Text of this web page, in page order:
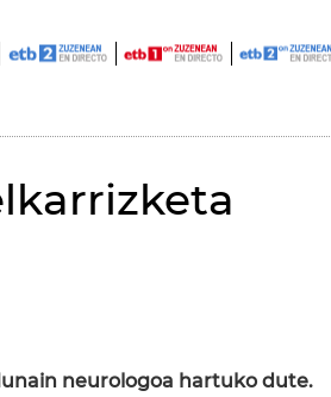
neurologoa hartuko dute.